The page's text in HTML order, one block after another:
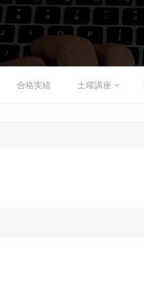
合格実績 土曜講座